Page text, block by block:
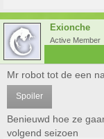
Exionche
Active Member
Mr robot tot de een
Spoiler
Benieuwd hoe ze
volgend seizoen